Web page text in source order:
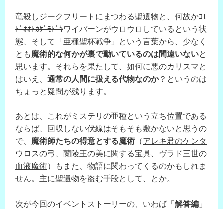
竜殺しジークフリートにまつわる聖遺物と、何故かｺﾓ
ﾄﾞｵｵﾄｶｹﾞﾓﾄﾞｷワイバーンがウロウロしているという状
態、そして「亜種聖杯戦争」という言葉から、少なく
とも魔術的な何かが裏で動いているのは間違いないと
思います。それらを果たして、如何に悪のカリスマと
はいえ、 通常の人間に扱える代物なのか？というのは
ちょっと疑問が残ります。
あとは、これがミステリの亜種という立ち位置である
ならば、回収しない伏線はそもそも敷かないと思うの
で、 魔術師たちの得意とする魔術 （アレキ君のケンタ
ウロスの弓、蘭陵王の美に関する宝具、ヴラド三世の
血液魔術）もまた、物語に関わってくるのかもしれま
せん。主に聖遺物を盗む手段として、とか。
次が今回のイベントストーリーの、いわば「 解答編 」